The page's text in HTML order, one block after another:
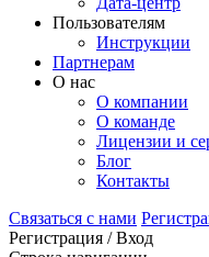
Пользователям
Инструкции
Партнерам
О нас
О компании
О команде
Лицензии и
Блог
Контакты
Связаться с нами
Регистрация / Вход